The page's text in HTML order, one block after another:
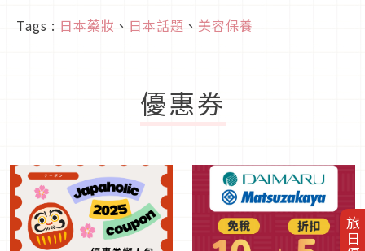
Tags : 日本藥妝 、 日本話題 、 美容保養
優惠券